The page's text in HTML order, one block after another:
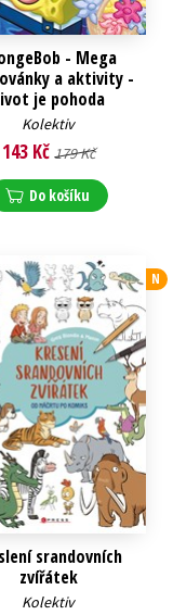
- Mega
a aktivity -
je pohoda
Kolektiv
143 Kč 179 Kč
Do košíku
N
srandovních
zvířátek
Kolektiv